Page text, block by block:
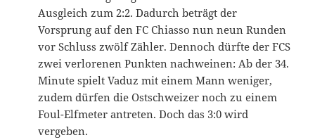
Ausgleich zum 2:2. Dadurch beträgt der
Vorsprung auf den FC Chiasso nun neun Runden
vor Schluss zwölf Zähler. Dennoch dürfte der FCS
zwei verlorenen Punkten nachweinen: Ab der 34.
Minute spielt Vaduz mit einem Mann weniger,
zudem dürfen die Ostschweizer noch zu einem
Foul-Elfmeter antreten. Doch das 3:0 wird
vergeben.